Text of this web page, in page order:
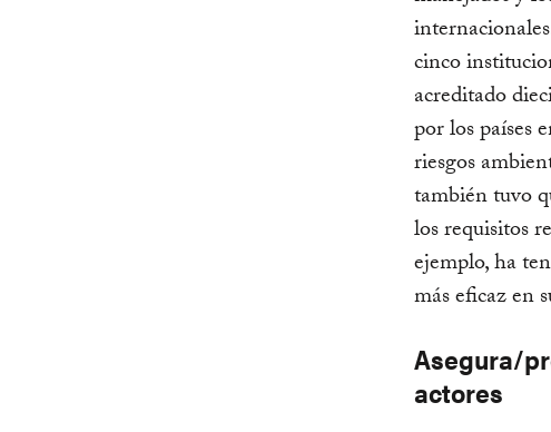
cinco
acreditado
por los países
riesgos
también tuvo
los requisitos
ejemplo, ha
más eficaz en
Asegura/
actores